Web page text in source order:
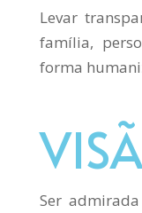
Levar
família,
forma
Ser